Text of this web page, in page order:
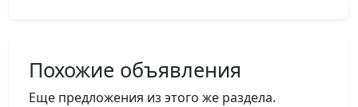
Похожие объявления
Еще предложения из этого же раздела.